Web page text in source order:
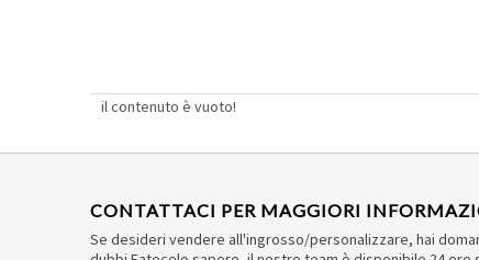
il contenuto è vuoto!
CONTATTACI PER MAGGIORI
Se desideri vendere all'ingrosso/personalizzare, hai